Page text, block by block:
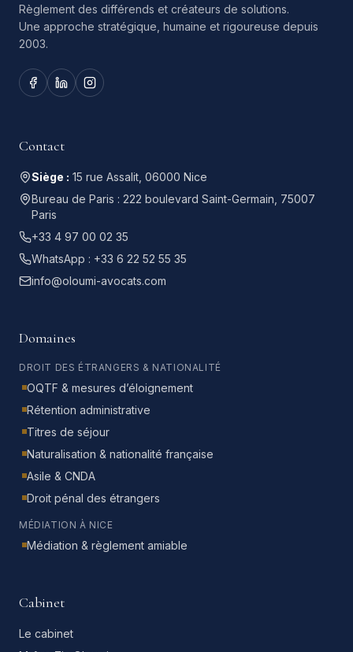
Règlement des différends et créateurs de solutions.
Une approche stratégique, humaine et rigoureuse depuis
2003.
Contact
Siège : 15 rue Assalit, 06000 Nice
Bureau de Paris : 222 boulevard Saint-Germain, 75007
Paris
+33 4 97 00 02 35
WhatsApp : +33 6 22 52 55 35
info@oloumi-avocats.com
Domaines
DROIT DES ÉTRANGERS & NATIONALITÉ
OQTF & mesures d’éloignement
Rétention administrative
Titres de séjour
Naturalisation & nationalité française
Asile & CNDA
Droit pénal des étrangers
MÉDIATION À NICE
Médiation & règlement amiable
Cabinet
Le cabinet